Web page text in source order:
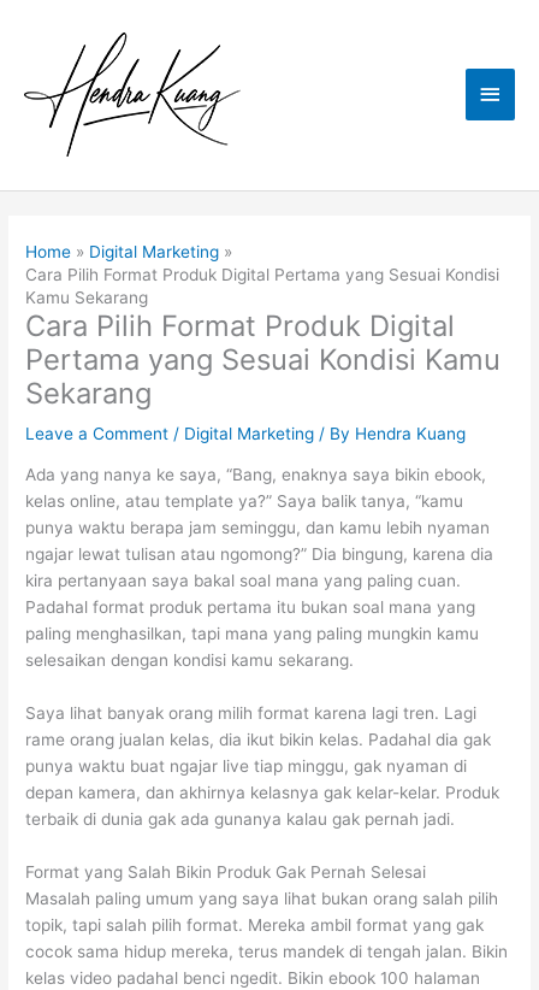
Main
Home
Digital Marketing
Cara Pilih Format Produk Digital Pertama yang Sesuai Kondisi
Kamu Sekarang
Cara Pilih Format Produk Digital
Pertama yang Sesuai Kondisi Kamu
Sekarang
Leave a Comment / Digital Marketing / By Hendra Kuang
Ada yang nanya ke saya, “Bang, enaknya saya bikin ebook,
kelas online, atau template ya?” Saya balik tanya, “kamu
punya waktu berapa jam seminggu, dan kamu lebih nyaman
ngajar lewat tulisan atau ngomong?” Dia bingung, karena dia
kira pertanyaan saya bakal soal mana yang paling cuan.
Padahal format produk pertama itu bukan soal mana yang
paling menghasilkan, tapi mana yang paling mungkin kamu
selesaikan dengan kondisi kamu sekarang.
Saya lihat banyak orang milih format karena lagi tren. Lagi
rame orang jualan kelas, dia ikut bikin kelas. Padahal dia gak
punya waktu buat ngajar live tiap minggu, gak nyaman di
depan kamera, dan akhirnya kelasnya gak kelar-kelar. Produk
terbaik di dunia gak ada gunanya kalau gak pernah jadi.
Format yang Salah Bikin Produk Gak Pernah Selesai
Masalah paling umum yang saya lihat bukan orang salah pilih
topik, tapi salah pilih format. Mereka ambil format yang gak
cocok sama hidup mereka, terus mandek di tengah jalan. Bikin
kelas video padahal benci ngedit. Bikin ebook 100 halaman